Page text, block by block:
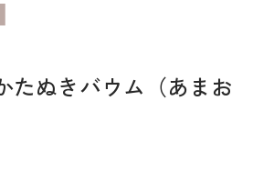
たぬきバウム（あまお